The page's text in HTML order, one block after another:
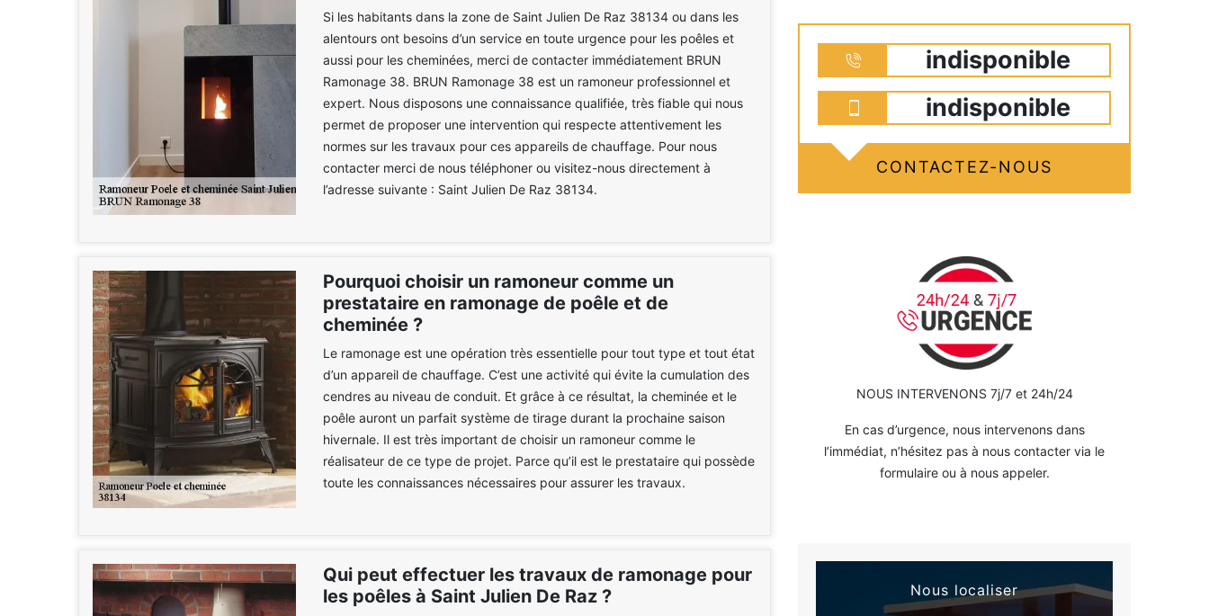
Si les habitants dans la zone de Saint Julien De Raz 38134 ou dans les
alentours ont besoins d’un service en toute urgence pour les poêles et
aussi pour les cheminées, merci de contacter immédiatement BRUN
Ramonage 38. BRUN Ramonage 38 est un ramoneur professionnel et
expert. Nous disposons une connaissance qualifiée, très fiable qui nous
permet de proposer une intervention qui respecte attentivement les
normes sur les travaux pour ces appareils de chauffage. Pour nous
contacter merci de nous téléphoner ou visitez-nous directement à
l’adresse suivante : Saint Julien De Raz 38134.
Pourquoi choisir un ramoneur comme un
prestataire en ramonage de poêle et de
cheminée ?
Le ramonage est une opération très essentielle pour tout type et tout état
d’un appareil de chauffage. C’est une activité qui évite la cumulation des
cendres au niveau de conduit. Et grâce à ce résultat, la cheminée et le
poêle auront un parfait système de tirage durant la prochaine saison
hivernale. Il est très important de choisir un ramoneur comme le
réalisateur de ce type de projet. Parce qu’il est le prestataire qui possède
toute les connaissances nécessaires pour assurer les travaux.
Qui peut effectuer les travaux de ramonage pour
les poêles à Saint Julien De Raz ?
indisponible
indisponible
CONTACTEZ-NOUS
NOUS INTERVENONS 7j/7 et 24h/24
En cas d’urgence, nous intervenons dans
l’immédiat, n’hésitez pas à nous contacter via le
formulaire ou à nous appeler.
Nous localiser